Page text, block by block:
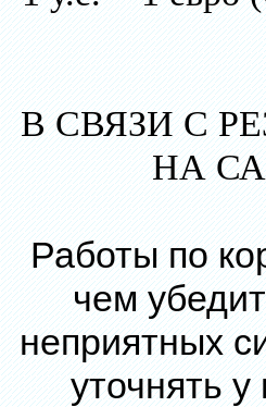
В СВЯЗИ С
НА
Работы по
чем
неприятных
уточнять